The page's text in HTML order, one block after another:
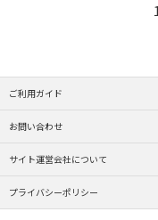
1
ご利用ガイド
お問い合わせ
サイト運営会社について
プライバシーポリシー